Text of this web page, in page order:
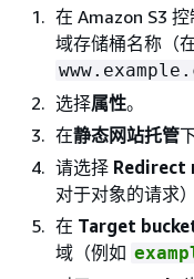
在 Amazon S3
域存储桶名称（
选择属性。
在静态网站托管
请选择 Redirect
对于对象的请求）
在 Target bucket
域（例如